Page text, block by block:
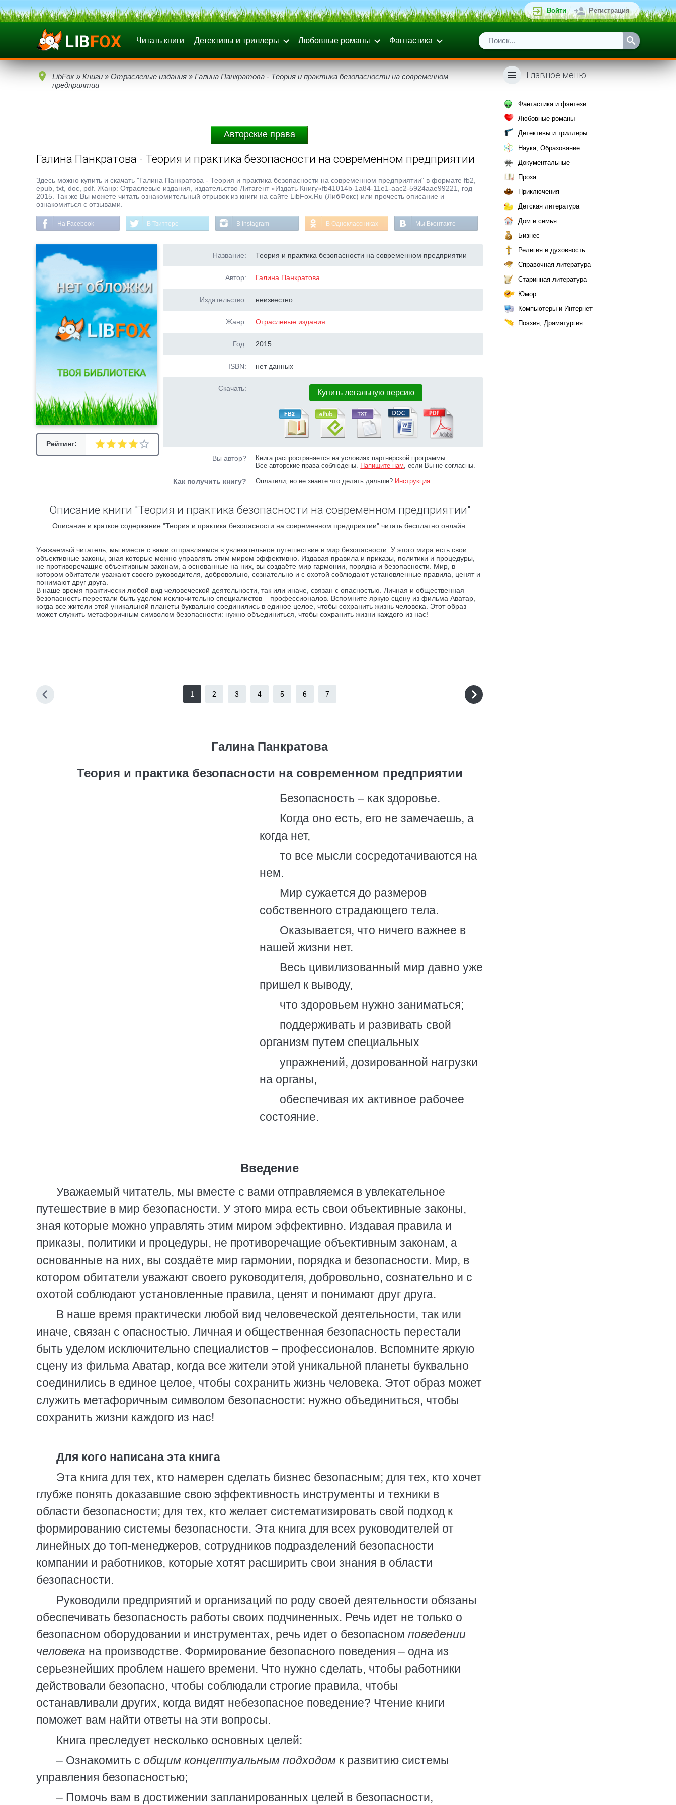
Войти Регистрация
Читать книги Детективы и триллеры Любовные романы Фантастика
LibFox » Книги » Отраслевые издания » Галина Панкратова - Теория и практика безопасности на современном
предприятии
Авторские права
Галина Панкратова - Теория и практика безопасности на современном предприятии
Здесь можно купить и скачать "Галина Панкратова - Теория и практика безопасности на современном предприятии" в формате fb2,
epub, txt, doc, pdf. Жанр: Отраслевые издания, издательство Литагент «Издать Книгу»fb41014b-1a84-11e1-aac2-5924aae99221, год
2015. Так же Вы можете читать ознакомительный отрывок из книги на сайте LibFox.Ru (ЛибФокс) или прочесть описание и
ознакомиться с отзывами.
На Facebook В Твиттере В Instagram В Одноклассниках Мы Вконтакте
Рейтинг:
Название: Теория и практика безопасности на современном предприятии
Автор: Галина Панкратова
Издательство: неизвестно
Жанр: Отраслевые издания
Год: 2015
ISBN: нет данных
Скачать: Купить легальную версию
Вы автор?
Книга распространяется на условиях партнёрской программы.
Все авторские права соблюдены. Напишите нам, если Вы не согласны.
Как получить книгу? Оплатили, но не знаете что делать дальше? Инструкция.
Описание книги "Теория и практика безопасности на современном предприятии"
Описание и краткое содержание "Теория и практика безопасности на современном предприятии" читать бесплатно онлайн.
Уважаемый читатель, мы вместе с вами отправляемся в увлекательное путешествие в мир безопасности. У этого мира есть свои
объективные законы, зная которые можно управлять этим миром эффективно. Издавая правила и приказы, политики и процедуры,
не противоречащие объективным законам, а основанные на них, вы создаёте мир гармонии, порядка и безопасности. Мир, в
котором обитатели уважают своего руководителя, добровольно, сознательно и с охотой соблюдают установленные правила, ценят и
понимают друг друга.
В наше время практически любой вид человеческой деятельности, так или иначе, связан с опасностью. Личная и общественная
безопасность перестали быть уделом исключительно специалистов – профессионалов. Вспомните яркую сцену из фильма Аватар,
когда все жители этой уникальной планеты буквально соединились в единое целое, чтобы сохранить жизнь человека. Этот образ
может служить метафоричным символом безопасности: нужно объединиться, чтобы сохранить жизни каждого из нас!
1 2 3 4 5 6 7
Галина Панкратова
Теория и практика безопасности на современном предприятии
Безопасность – как здоровье.
Когда оно есть, его не замечаешь, а
когда нет,
то все мысли сосредотачиваются на
нем.
Мир сужается до размеров
собственного страдающего тела.
Оказывается, что ничего важнее в
нашей жизни нет.
Весь цивилизованный мир давно уже
пришел к выводу,
что здоровьем нужно заниматься;
поддерживать и развивать свой
организм путем специальных
упражнений, дозированной нагрузки
на органы,
обеспечивая их активное рабочее
состояние.
Введение
Уважаемый читатель, мы вместе с вами отправляемся в увлекательное
путешествие в мир безопасности. У этого мира есть свои объективные законы,
зная которые можно управлять этим миром эффективно. Издавая правила и
приказы, политики и процедуры, не противоречащие объективным законам, а
основанные на них, вы создаёте мир гармонии, порядка и безопасности. Мир, в
котором обитатели уважают своего руководителя, добровольно, сознательно и с
охотой соблюдают установленные правила, ценят и понимают друг друга.
В наше время практически любой вид человеческой деятельности, так или
иначе, связан с опасностью. Личная и общественная безопасность перестали
быть уделом исключительно специалистов – профессионалов. Вспомните яркую
сцену из фильма Аватар, когда все жители этой уникальной планеты буквально
соединились в единое целое, чтобы сохранить жизнь человека. Этот образ может
служить метафоричным символом безопасности: нужно объединиться, чтобы
сохранить жизни каждого из нас!
Для кого написана эта книга
Эта книга для тех, кто намерен сделать бизнес безопасным; для тех, кто хочет
глубже понять доказавшие свою эффективность инструменты и техники в
области безопасности; для тех, кто желает систематизировать свой подход к
формированию системы безопасности. Эта книга для всех руководителей от
линейных до топ-менеджеров, сотрудников подразделений безопасности
компании и работников, которые хотят расширить свои знания в области
безопасности.
Руководили предприятий и организаций по роду своей деятельности обязаны
обеспечивать безопасность работы своих подчиненных. Речь идет не только о
безопасном оборудовании и инструментах, речь идет о безопасном поведении
человека на производстве. Формирование безопасного поведения – одна из
серьезнейших проблем нашего времени. Что нужно сделать, чтобы работники
действовали безопасно, чтобы соблюдали строгие правила, чтобы
останавливали других, когда видят небезопасное поведение? Чтение книги
поможет вам найти ответы на эти вопросы.
Книга преследует несколько основных целей:
– Ознакомить с общим концептуальным подходом к развитию системы
управления безопасностью;
– Помочь вам в достижении запланированных целей в безопасности,
Главное меню
Фантастика и фэнтези
Любовные романы
Детективы и триллеры
Наука, Образование
Документальные
Проза
Приключения
Детская литература
Дом и семья
Бизнес
Религия и духовность
Справочная литература
Старинная литература
Юмор
Компьютеры и Интернет
Поэзия, Драматургия